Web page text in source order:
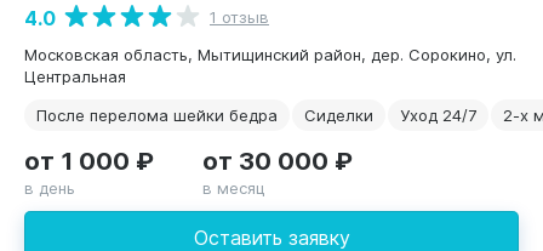
4.0
1 отзыв
Московская область, Мытищинский район, дер. Сорокино, ул.
Центральная
После перелома шейки бедра
Сиделки Уход 24/7 2-х
Оставить заявку
от 1 000 ₽
в день
от 30 000 ₽
в месяц